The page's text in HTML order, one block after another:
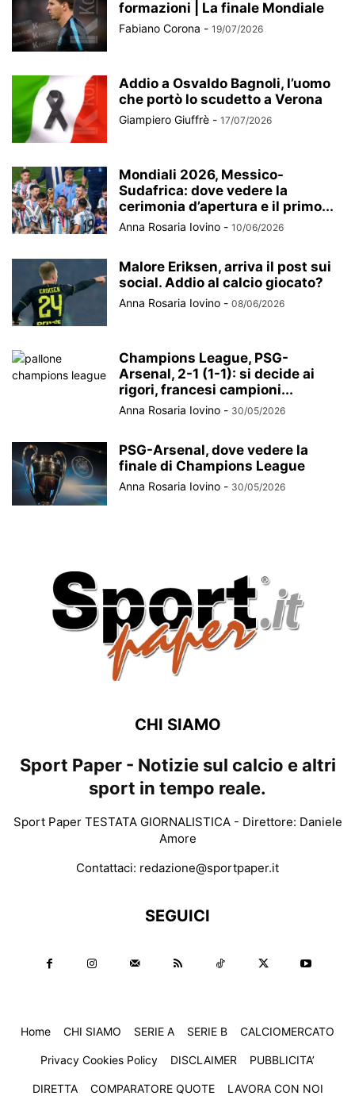
formazioni | La finale Mondiale
Fabiano Corona - 19/07/2026
Addio a Osvaldo Bagnoli, l’uomo
che portò lo scudetto a Verona
Giampiero Giuffrè - 17/07/2026
Mondiali 2026, Messico-
Sudafrica: dove vedere la
cerimonia d’apertura e il primo...
Anna Rosaria Iovino - 10/06/2026
Malore Eriksen, arriva il post sui
social. Addio al calcio giocato?
Anna Rosaria Iovino - 08/06/2026
Champions League, PSG-
Arsenal, 2-1 (1-1): si decide ai
rigori, francesi campioni...
Anna Rosaria Iovino - 30/05/2026
PSG-Arsenal, dove vedere la
finale di Champions League
Anna Rosaria Iovino - 30/05/2026
CHI SIAMO
Sport Paper - Notizie sul calcio e altri
sport in tempo reale.
Sport Paper TESTATA GIORNALISTICA - Direttore: Daniele
Amore
Contattaci: redazione@sportpaper.it
SEGUICI
Home CHI SIAMO SERIE A SERIE B CALCIOMERCATO
Privacy Cookies Policy DISCLAIMER PUBBLICITA’
DIRETTA COMPARATORE QUOTE LAVORA CON NOI